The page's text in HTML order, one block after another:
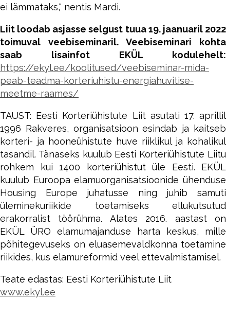
ei lämmataks,“ nentis Mardi.
Liit loodab asjasse selgust tuua 19. jaanuaril 2022
toimuval veebiseminaril. Veebiseminari kohta
saab lisainfot EKÜL kodulehelt:
https://ekyl.ee/koolitused/veebiseminar-mida-
peab-teadma-korteriuhistu-energiahuvitise-
meetme-raames/
TAUST: Eesti Korteriühistute Liit asutati 17. aprillil
1996 Rakveres, organisatsioon esindab ja kaitseb
korteri- ja hooneühistute huve riiklikul ja kohalikul
tasandil. Tänaseks kuulub Eesti Korteriühistute Liitu
rohkem kui 1400 korteriühistut üle Eesti. EKÜL
kuulub Euroopa elamuorganisatsioonide ühenduse
Housing Europe juhatusse ning juhib samuti
üleminekuriikide toetamiseks ellukutsutud
erakorralist töörühma. Alates 2016. aastast on
EKÜL ÜRO elamumajanduse harta keskus, mille
põhitegevuseks on eluasemevaldkonna toetamine
riikides, kus elamureformid veel ettevalmistamisel.
Teate edastas: Eesti Korteriühistute Liit
www.ekyl.ee